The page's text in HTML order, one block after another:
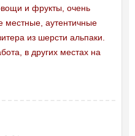
и фрукты, очень
местные, аутентичные
из шерсти альпаки.
в других местах на